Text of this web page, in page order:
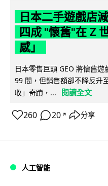
日本二手遊戲店
四成 "懷舊"在 Z
感」
日本零售巨頭 GEO 將懷舊
99 間，但銷售額卻不降反升
收」奇蹟，...
閱讀全文
260 20 ↗ 分享
人工智能